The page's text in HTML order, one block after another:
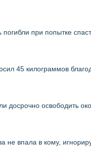
при попытке
45 килограммов
досрочно освободить
не впала в кому,